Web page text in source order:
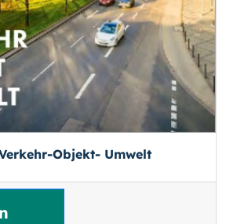
Objekt- Umwelt